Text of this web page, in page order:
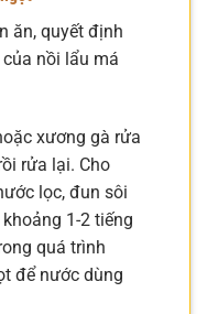
ăn, quyết định
nồi lẩu má
xương gà rửa
rửa lại. Cho
lọc, đun sôi
1-2 tiếng
quá trình
để nước dùng